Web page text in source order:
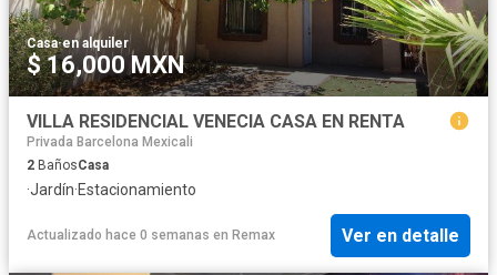
Casa·en alquiler
$ 16,000 MXN
VILLA RESIDENCIAL VENECIA CASA EN RENTA
Privada Barcelona Mexicali
2 BañosCasa
·Jardín·Estacionamiento
Actualizado hace 0 semanas en Remax Ver en detalle